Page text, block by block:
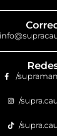
/
/
/